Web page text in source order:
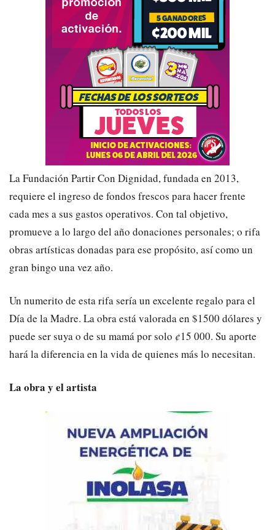
La Fundación Partir Con Dignidad, fundada en 2013,
requiere el ingreso de fondos frescos para hacer frente
cada mes a sus gastos operativos. Con tal objetivo,
promueve a lo largo del año donaciones personales; o rifa
obras artísticas donadas para ese propósito, así como un
gran bingo una vez año.
Un numerito de esta rifa sería un excelente regalo para el
Día de la Madre. La obra está valorada en $1500 dólares y
puede ser suya o de su mamá por solo ¢15 000. Su aporte
hará la diferencia en la vida de quienes más lo necesitan.
La obra y el artista